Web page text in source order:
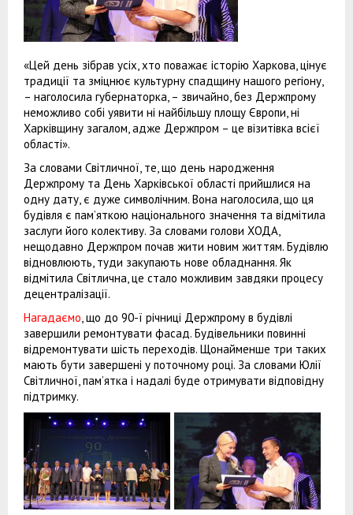
«Цей день зібрав усіх, хто поважає історію Харкова, цінує
традиції та зміцнює культурну спадщину нашого регіону,
– наголосила губернаторка, – звичайно, без Держпрому
неможливо собі уявити ні найбільшу площу Європи, ні
Харківщину загалом, адже Держпром – це візитівка всієї
області».
За словами Світличної, те, що день народження
Держпрому та День Харківської області прийшлися на
одну дату, є дуже символічним. Вона наголосила, що ця
будівля є пам’яткою національного значення та відмітила
заслуги його колективу. За словами голови ХОДА,
нещодавно Держпром почав жити новим життям. Будівлю
відновлюють, туди закупають нове обладнання. Як
відмітила Світлична, це стало можливим завдяки процесу
децентралізації.
Нагадаємо , що до 90-ї річниці Держпрому в будівлі
завершили ремонтувати фасад. Будівельники повинні
відремонтувати шість переходів. Щонайменше три таких
мають бути завершені у поточному році. За словами Юлії
Світличної, пам’ятка і надалі буде отримувати відповідну
підтримку.